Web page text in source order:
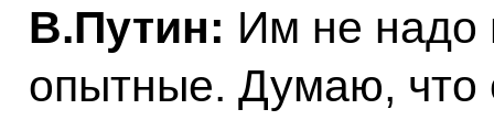
В.Путин: Им не надо
опытные. Думаю, что